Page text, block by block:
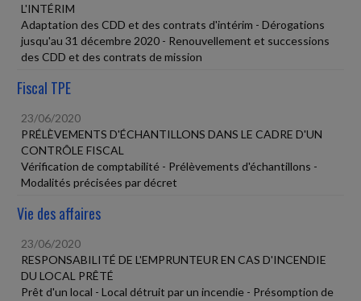
L'INTÉRIM
Adaptation des CDD et des contrats d'intérim - Dérogations
jusqu'au 31 décembre 2020 - Renouvellement et successions
des CDD et des contrats de mission
Fiscal TPE
23/06/2020
PRÉLÈVEMENTS D'ÉCHANTILLONS DANS LE CADRE D'UN
CONTRÔLE FISCAL
Vérification de comptabilité - Prélèvements d'échantillons -
Modalités précisées par décret
Vie des affaires
23/06/2020
RESPONSABILITÉ DE L'EMPRUNTEUR EN CAS D'INCENDIE
DU LOCAL PRÊTÉ
Prêt d'un local - Local détruit par un incendie - Présomption de